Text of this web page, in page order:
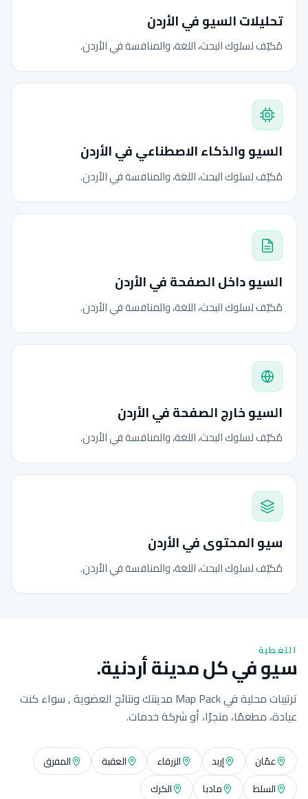
تحليلات السيو في الأردن
مُكيّف لسلوك البحث، اللغة، والمنافسة في الأردن.
السيو والذكاء الاصطناعي في الأردن
مُكيّف لسلوك البحث، اللغة، والمنافسة في الأردن.
السيو داخل الصفحة في الأردن
مُكيّف لسلوك البحث، اللغة، والمنافسة في الأردن.
السيو خارج الصفحة في الأردن
مُكيّف لسلوك البحث، اللغة، والمنافسة في الأردن.
سيو المحتوى في الأردن
مُكيّف لسلوك البحث، اللغة، والمنافسة في الأردن.
التغطية
سيو في كل مدينة أردنية.
ترتيبات محلية في Map Pack مدينتك ونتائج العضوية , سواء كنت
عيادة، مطعمًا، متجرًا، أو شركة خدمات.
عمّان إربد الزرقاء العقبة
المفرق
السلط
مادبا الكرك